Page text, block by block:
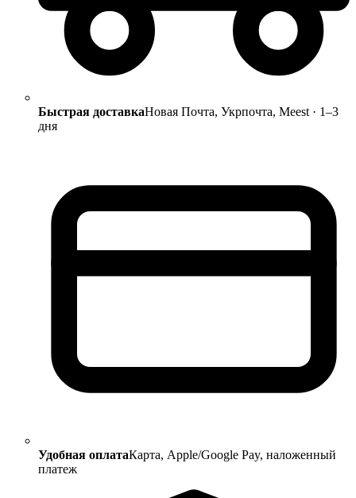
Быстрая доставкаНовая Почта, Укрпочта, Meest · 1–3
дня
Удобная оплатаКарта, Apple/Google Pay, наложенный
платеж